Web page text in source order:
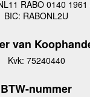
RABO 0140 1961
BIC: RABONL2U
van
Kvk: 75240440
BTW-nummer